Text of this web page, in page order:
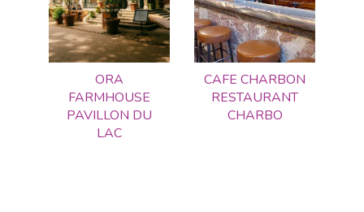
ORA
FARMHOUSE
PAVILLON DU
LAC
CAFE CHARBON
RESTAURANT
CHARBO